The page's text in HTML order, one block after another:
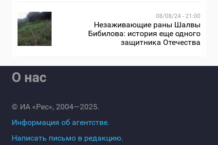
08/08/24 - 21:00
Незаживающие раны Шалвы
Бибилова: история еще одного
защитника Отечества
О нас
© ИА «Рес», 2004—2025.
Информация об агентстве.
Написать письмо в редакцию.